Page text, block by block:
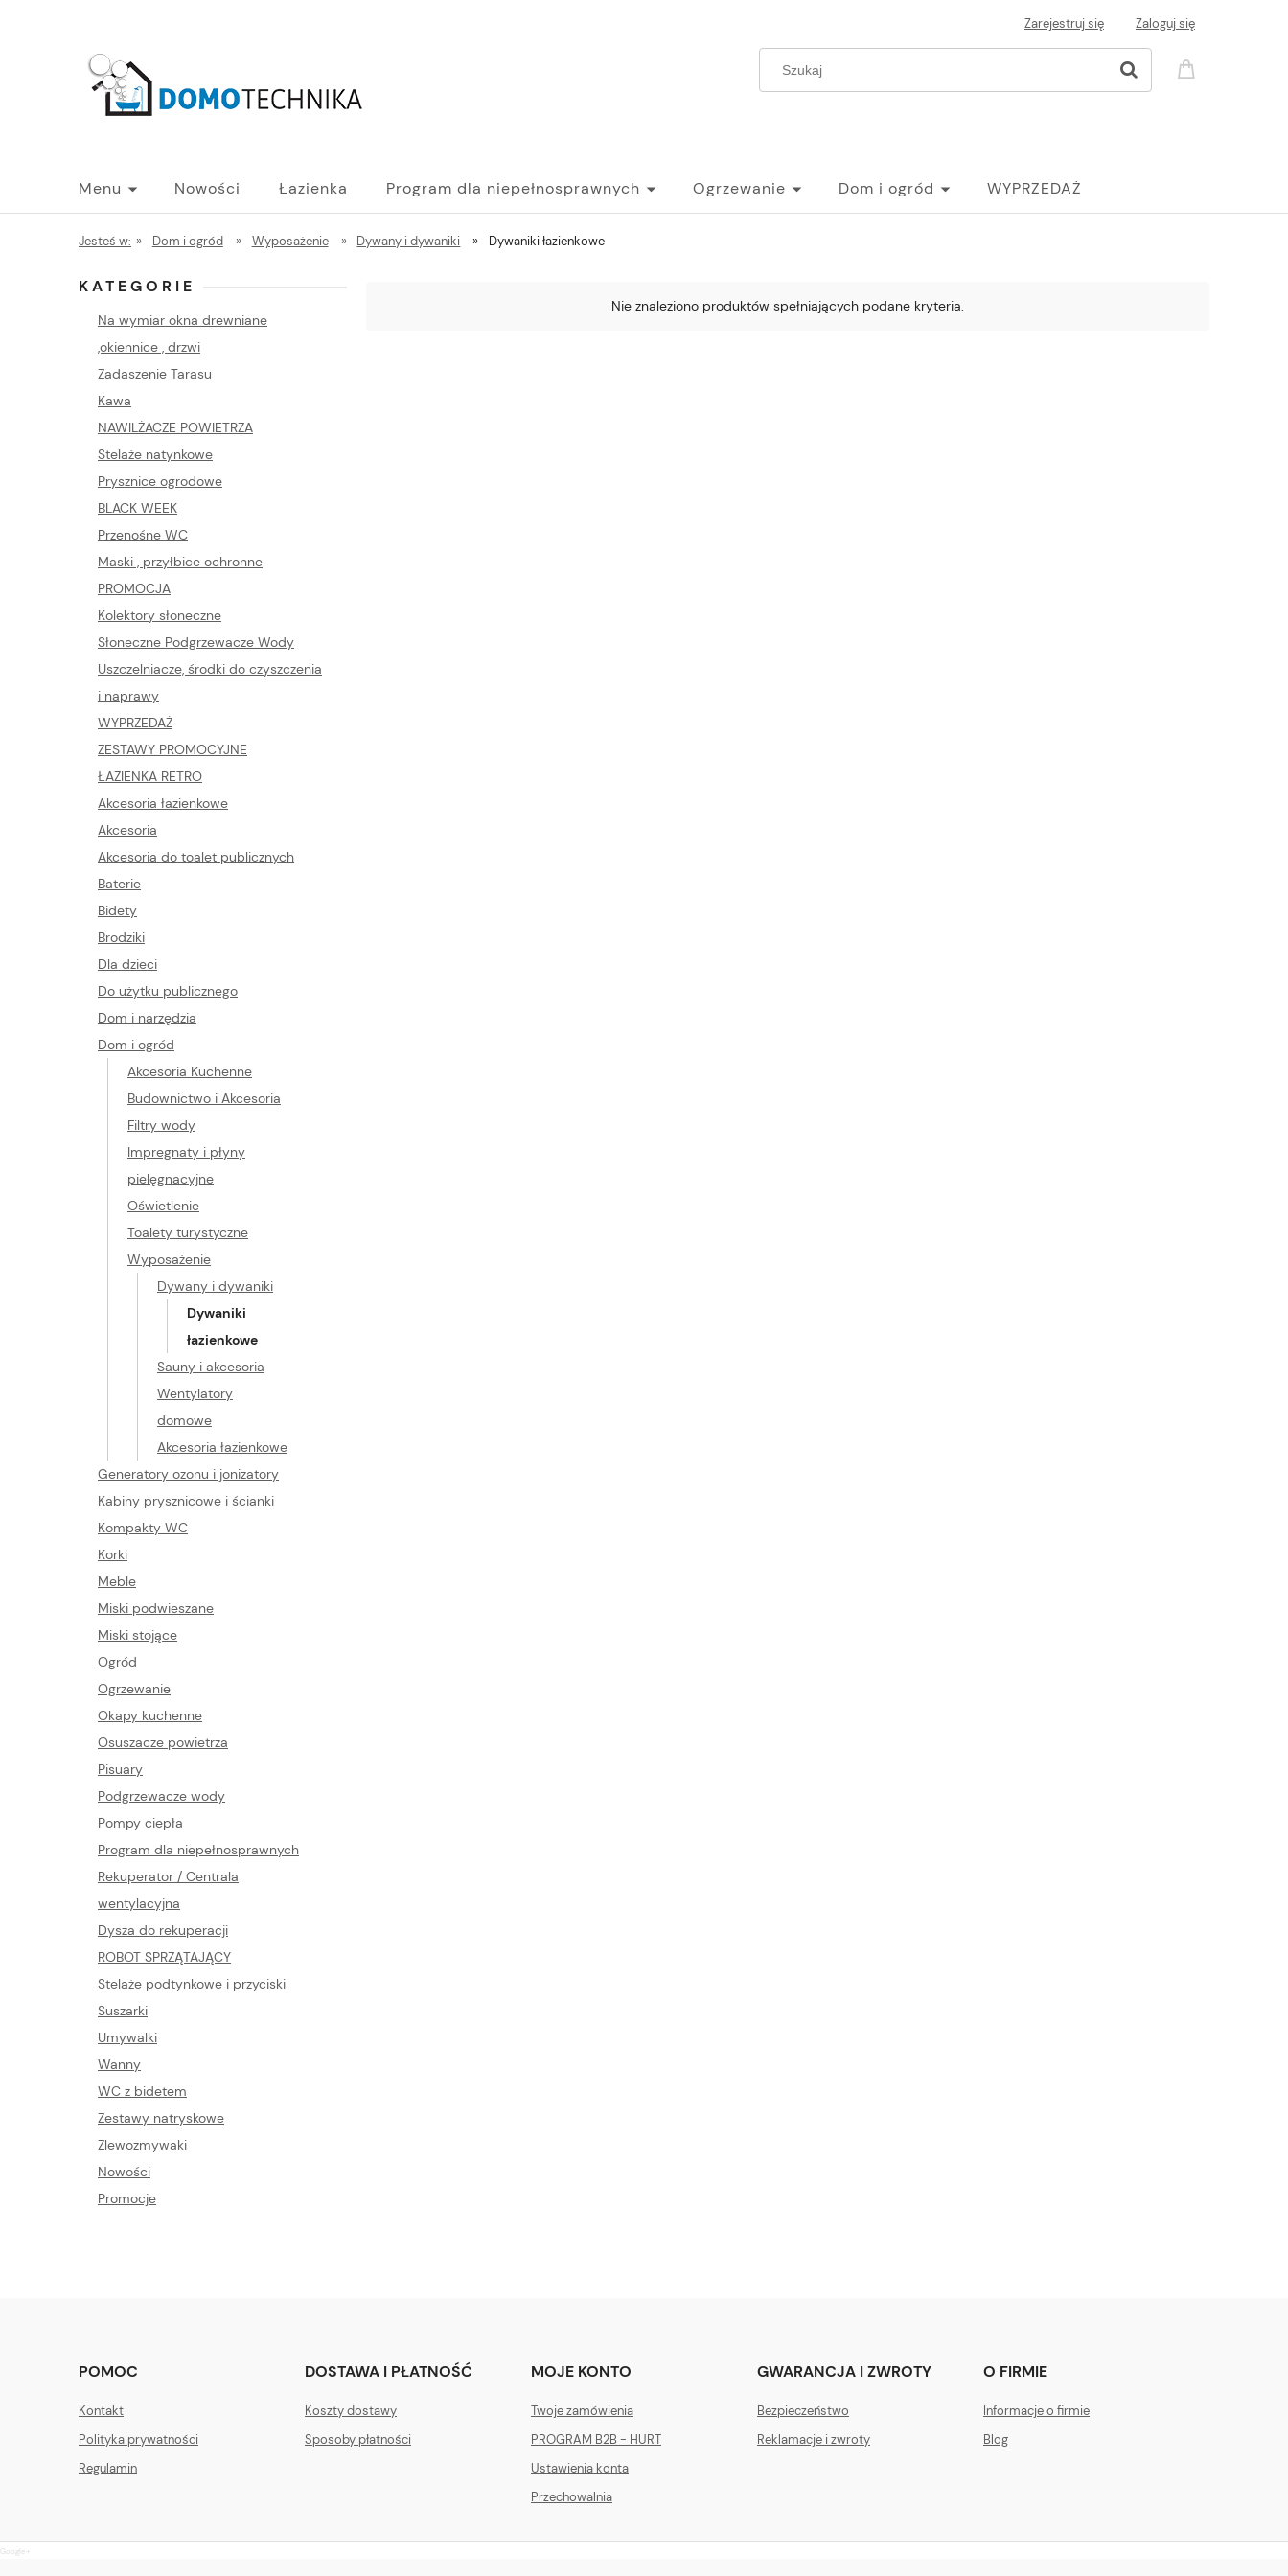
Zarejestruj się Zaloguj się
Menu Nowości Łazienka Program dla niepełnosprawnych Ogrzewanie Dom i ogród WYPRZEDAŻ
PROGRAM B2B - HURT Blog
Jesteś w: » Dom i ogród » Wyposażenie » Dywany i dywaniki » Dywaniki łazienkowe
KATEGORIE
Na wymiar okna drewniane
,okiennice , drzwi
Zadaszenie Tarasu
Kawa
NAWILŻACZE POWIETRZA
Stelaże natynkowe
Prysznice ogrodowe
BLACK WEEK
Przenośne WC
Maski , przyłbice ochronne
PROMOCJA
Kolektory słoneczne
Słoneczne Podgrzewacze Wody
Uszczelniacze, środki do czyszczenia
i naprawy
WYPRZEDAŻ
ZESTAWY PROMOCYJNE
ŁAZIENKA RETRO
Akcesoria łazienkowe
Akcesoria
Akcesoria do toalet publicznych
Baterie
Bidety
Brodziki
Dla dzieci
Do użytku publicznego
Dom i narzędzia
Dom i ogród
Akcesoria Kuchenne
Budownictwo i Akcesoria
Filtry wody
Impregnaty i płyny
pielęgnacyjne
Oświetlenie
Toalety turystyczne
Wyposażenie
Dywany i dywaniki
Dywaniki
łazienkowe
Sauny i akcesoria
Wentylatory
domowe
Akcesoria łazienkowe
Generatory ozonu i jonizatory
Kabiny prysznicowe i ścianki
Kompakty WC
Korki
Meble
Miski podwieszane
Miski stojące
Ogród
Ogrzewanie
Okapy kuchenne
Osuszacze powietrza
Pisuary
Podgrzewacze wody
Pompy ciepła
Program dla niepełnosprawnych
Rekuperator / Centrala
wentylacyjna
Dysza do rekuperacji
ROBOT SPRZĄTAJĄCY
Stelaże podtynkowe i przyciski
Suszarki
Umywalki
Wanny
WC z bidetem
Zestawy natryskowe
Zlewozmywaki
Nowości
Promocje
Nie znaleziono produktów spełniających podane kryteria.
POMOC
Kontakt
Polityka prywatności
Regulamin
DOSTAWA I PŁATNOŚĆ
Koszty dostawy
Sposoby płatności
MOJE KONTO
Twoje zamówienia
PROGRAM B2B - HURT
Ustawienia konta
Przechowalnia
GWARANCJA I ZWROTY
Bezpieczeństwo
Reklamacje i zwroty
O FIRMIE
Informacje o firmie
Blog
Google+